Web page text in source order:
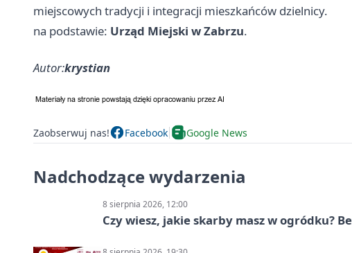
miejscowych tradycji i integracji mieszkańców dzielnicy.
na podstawie: Urząd Miejski w Zabrzu.
Autor:krystian
Zaobserwuj nas! Facebook Google News
Nadchodzące wydarzenia
8 sierpnia 2026, 12:00
Czy wiesz, jakie skarby masz w ogródku?